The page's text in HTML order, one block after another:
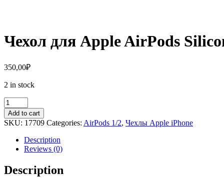
Чехол для Apple AirPods
350,00₽
2 in stock
Чехол
для
Apple
AirPods
Silicone
Case
(красный
арбуз)
quantity
Add to cart
SKU: 17709 Categories: AirPods 1/2, Чехлы Apple iPhone
Description
Reviews (0)
Description